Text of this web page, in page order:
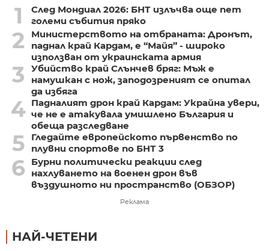
1
След Мондиал 2026: БНТ излъчва още пет
големи събития пряко
2
Министерството на отбраната: Дронът,
паднал край Кардам, е “Майя” - широко
използван от украинската армия
3
Убийство край Слънчев бряг: Мъж е
намушкан с нож, заподозреният се опитал
да избяга
4 Падналият дрон край Кардам: Украйна увери,
че не е атакувала умишлено България и
обеща разследване
5
Гледайте европейското първенство по
плувни спортове по БНТ 3
6
Бурни политически реакции след
нахлуването на военен дрон във
въздушното ни пространство (ОБЗОР)
Реклама
НАЙ-ЧЕТЕНИ